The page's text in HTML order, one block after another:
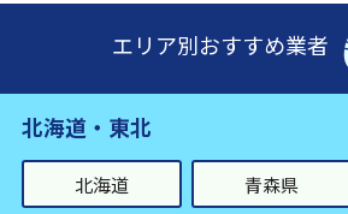
エリア別おすすめ業者
北海道・東北
北海道 青森県